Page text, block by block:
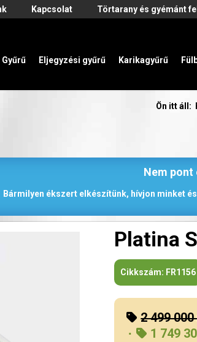
Kapcsolat Törtarany és gyémánt
Gyűrű Eljegyzési gyűrű Karikagyűrű
Ön itt áll:
Nem
Bármilyen ékszert elkészítünk, hívjon minket
Platina
Cikkszám: FR1156
2 499 000
1 749